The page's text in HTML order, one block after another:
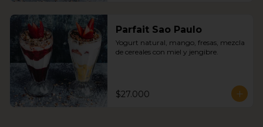
Parfait Sao Paulo
Yogurt natural, mango, fresas, mezcla
de cereales con miel y jengibre.
$27.000